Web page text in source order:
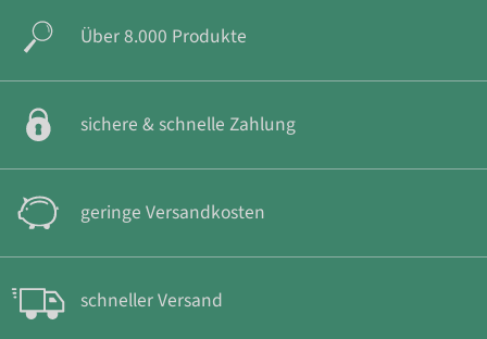
Über 8.000 Produkte
sichere & schnelle Zahlung
geringe Versandkosten
schneller Versand